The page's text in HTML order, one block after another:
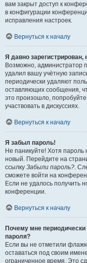
вам закрыт доступ к
в конфигурации
исправления настроек.
Вернуться к началу
Я давно зарегистрирован,
Возможно, администратор
удалил вашу учётную
периодически удаляют
оставляющих сообщения,
это произошло, попробуйте
участвовать в дискуссиях.
Вернуться к началу
Я забыл пароль!
Не паникуйте! Хотя пароль
новый. Перейдите на
ссылку Забыли пароль?.
сможете войти на
Если не удалось получить
конференции.
Вернуться к началу
Почему мне
пароля?
Если вы не отметили
оставаться под своим
ограниченное время. Это